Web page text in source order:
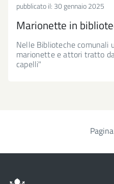
pubblicato il: 30 gennaio 2025
Marionette in
Nelle Biblioteche comunali
marionette e attori tratto
capelli"